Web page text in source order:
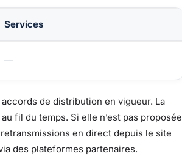
Services
—
de distribution en vigueur. La
fil du temps. Si elle n’est pas proposée
en direct depuis le site
des plateformes partenaires.